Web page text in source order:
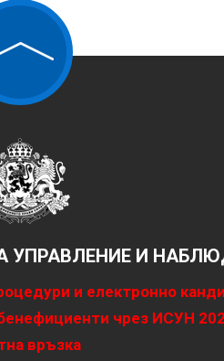
И
и електронно
чрез ИСУН
връзка